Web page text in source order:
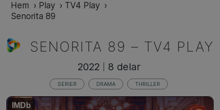
Hem › Play › TV4 Play ›
Senorita 89
SENORITA 89 – TV4 PLAY
2022 8 delar
SERIER DRAMA THRILLER
IMDb